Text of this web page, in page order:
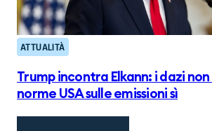
ATTUALITÀ
Trump incontra Elkann: i dazi
norme USA sulle emissioni sì